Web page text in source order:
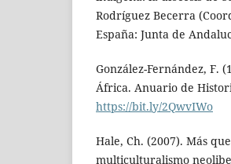
Rodríguez Becerra
España: Junta de
González-Fernández, F.
África. Anuario de
https://bit.ly/2QwvIWo
Hale, Ch. (2007). Más
multiculturalismo